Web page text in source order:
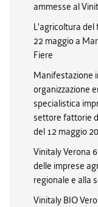
ammesse al
L'agricoltura del
22 maggio a
Fiere
Manifestazione
organizzazione
specialistica
settore fattorie
del 12 maggio
Vinitaly Verona
delle imprese
regionale e alla
Vinitaly BIO